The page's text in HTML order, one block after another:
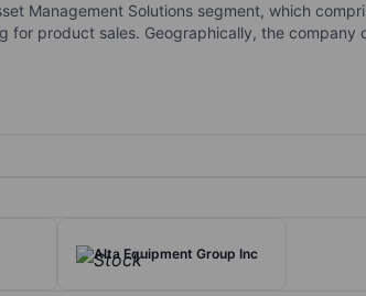
Management Solutions segment, which
product sales. Geographically, the company
Alta Equipment Group Inc